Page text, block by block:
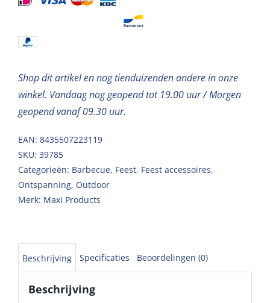
Shop dit artikel en nog tienduizenden andere in onze
winkel. Vandaag nog geopend tot 19.00 uur / Morgen
geopend vanaf 09.30 uur.
EAN: 8435507223119
SKU: 39785
Categorieën: Barbecue, Feest, Feest accessoires,
Ontspanning, Outdoor
Merk: Maxi Products
Beschrijving Specificaties Beoordelingen (0)
Beschrijving